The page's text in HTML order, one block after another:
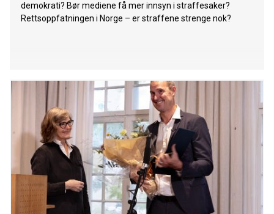
demokrati? Bør mediene få mer innsyn i straffesaker?
Rettsoppfatningen i Norge – er straffene strenge nok?